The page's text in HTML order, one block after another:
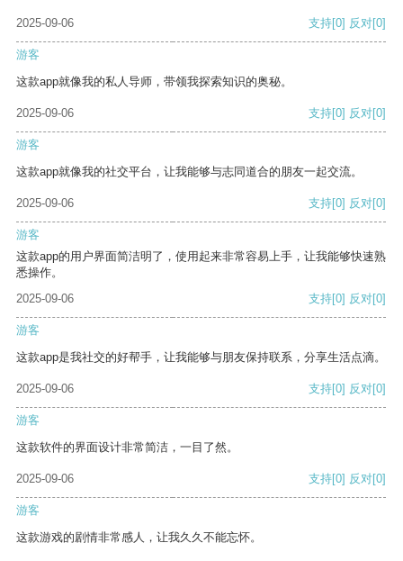
2025-09-06 支持[0] 反对[0]
游客
这款app就像我的私人导师，带领我探索知识的奥秘。
2025-09-06 支持[0] 反对[0]
游客
这款app就像我的社交平台，让我能够与志同道合的朋友一起交流。
2025-09-06 支持[0] 反对[0]
游客
这款app的用户界面简洁明了，使用起来非常容易上手，让我能够快速熟
悉操作。
2025-09-06
支持[0] 反对[0]
游客
这款app是我社交的好帮手，让我能够与朋友保持联系，分享生活点滴。
2025-09-06 支持[0] 反对[0]
游客
这款软件的界面设计非常简洁，一目了然。
2025-09-06 支持[0] 反对[0]
游客
这款游戏的剧情非常感人，让我久久不能忘怀。